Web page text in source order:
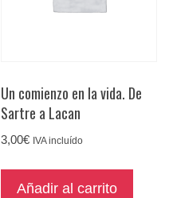
Un comienzo en la vida. De
Sartre a Lacan
3,00€ IVA incluído
Añadir al carrito